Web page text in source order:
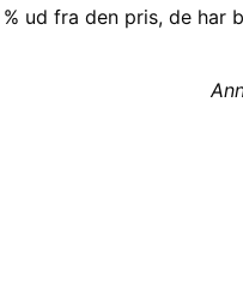
ud fra den pris, de har